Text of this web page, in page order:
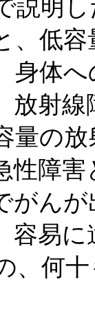
説明
、低
身体
放射
量の
性障
がん
容易
、何